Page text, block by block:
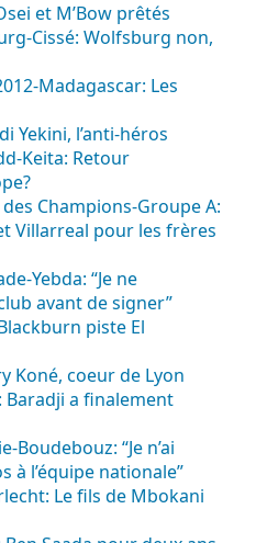
et M’Bow prêtés
Cissé: Wolfsburg non,
Madagascar: Les
Yekini, l’anti-héros
Keita: Retour
Champions-Groupe A:
Villarreal pour les frères
Yebda: “Je ne
avant de signer”
piste El
Koné, coeur de Lyon
Baradji a finalement
Boudebouz: “Je n’ai
à l’équipe nationale”
Le fils de Mbokani